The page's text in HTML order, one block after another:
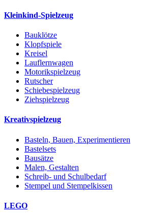
Kleinkind-Spielzeug
Bauklötze
Klopfspiele
Kreisel
Lauflernwagen
Motorikspielzeug
Rutscher
Schiebespielzeug
Ziehspielzeug
Kreativspielzeug
Basteln, Bauen, Experimentieren
Bastelsets
Bausätze
Malen, Gestalten
Schreib- und Schulbedarf
Stempel und Stempelkissen
LEGO